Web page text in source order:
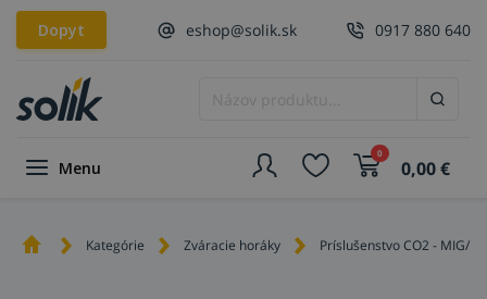
Dopyt eshop@solik.sk 0917 880 640
Menu
0
0,00€
Kategórie Zváracie horáky Príslušenstvo CO2 - MIG/